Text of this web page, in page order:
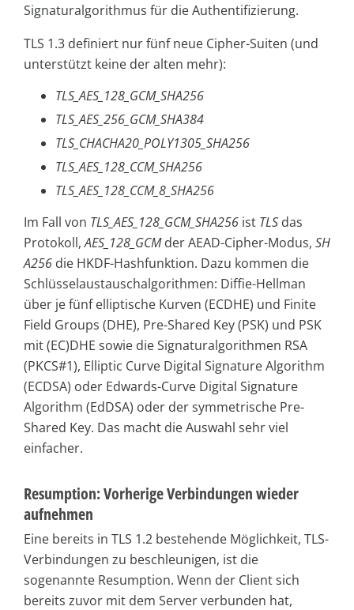
Signaturalgorithmus für die Authentifizierung.
TLS 1.3 definiert nur fünf neue Cipher-Suiten (und
unterstützt keine der alten mehr):
TLS_AES_128_GCM_SHA256
TLS_AES_256_GCM_SHA384
TLS_CHACHA20_POLY1305_SHA256
TLS_AES_128_CCM_SHA256
TLS_AES_128_CCM_8_SHA256
Im Fall von TLS_AES_128_GCM_SHA256 ist TLS das
Protokoll,AES_128_GCMder AEAD-Cipher-Modus, SH
A256 die HKDF-Hashfunktion. Dazu kommen die
Schlüsselaustauschalgorithmen: Diffie-Hellman
über je fünf elliptische Kurven (ECDHE) und Finite
Field Groups (DHE), Pre-Shared Key (PSK) und PSK
mit (EC)DHE sowie die Signaturalgorithmen RSA
(PKCS#1), Elliptic Curve Digital Signature Algorithm
(ECDSA) oder Edwards-Curve Digital Signature
Algorithm (EdDSA) oder der symmetrische Pre-
Shared Key. Das macht die Auswahl sehr viel
einfacher.
Resumption: Vorherige Verbindungen wieder
aufnehmen
Eine bereits in TLS 1.2 bestehende Möglichkeit, TLS-
Verbindungen zu beschleunigen, ist die
sogenannte Resumption. Wenn der Client sich
bereits zuvor mit dem Server verbunden hat,